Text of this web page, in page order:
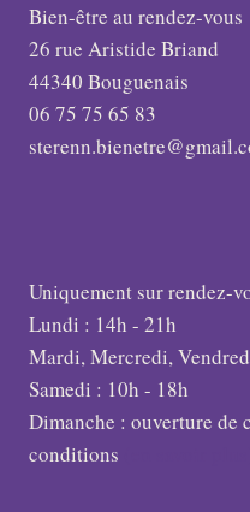
Bien-être au rendez-vous
26 rue Aristide Briand
44340 Bouguenais
06 75 75 65 83
Uniquement sur rendez-
Lundi : 14h - 21h
Mardi, Mercredi,
Samedi : 10h - 18h
Dimanche : ouverture de
conditions